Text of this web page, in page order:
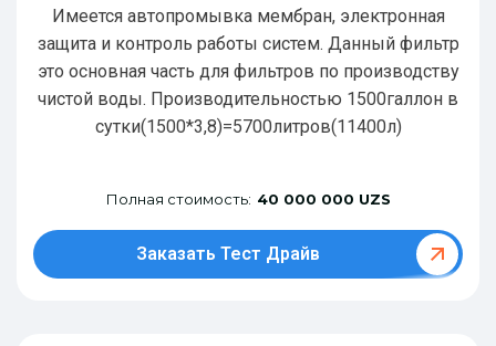
Имеется автопромывка мембран, электронная
защита и контроль работы систем. Данный фильтр
это основная часть для фильтров по производству
чистой воды. Производительностью 1500галлон в
сутки(1500*3,8)=5700литров(11400л)
Полная стоимость: 40 000 000 UZS
Заказать Тест Драйв